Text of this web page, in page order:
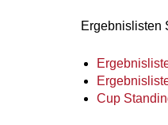
Ergebnislisten
Cup